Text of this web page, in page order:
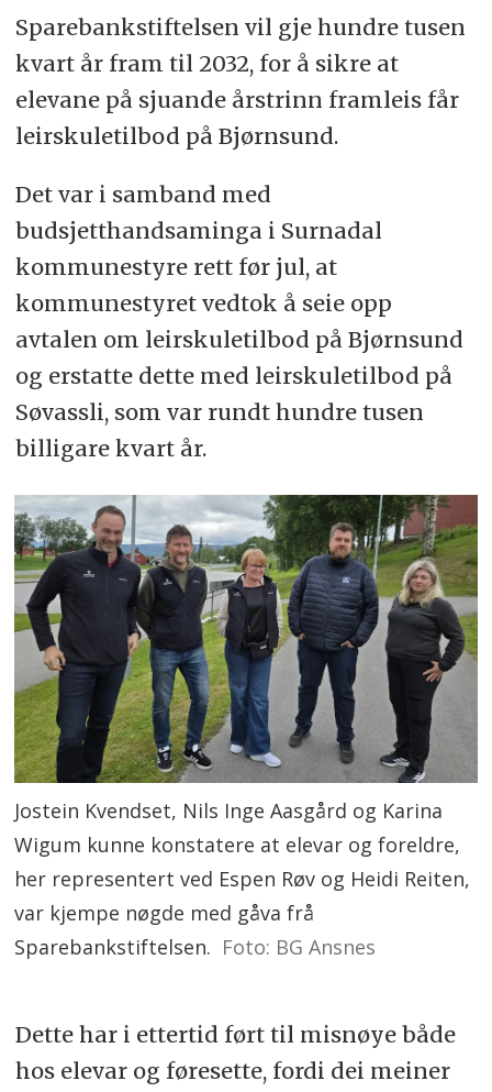
Sparebankstiftelsen vil gje hundre tusen
kvart år fram til 2032, for å sikre at
elevane på sjuande årstrinn framleis får
leirskuletilbod på Bjørnsund.
Det var i samband med
budsjetthandsaminga i Surnadal
kommunestyre rett før jul, at
kommunestyret vedtok å seie opp
avtalen om leirskuletilbod på Bjørnsund
og erstatte dette med leirskuletilbod på
Søvassli, som var rundt hundre tusen
billigare kvart år.
Jostein Kvendset, Nils Inge Aasgård og Karina
Wigum kunne konstatere at elevar og foreldre,
her representert ved Espen Røv og Heidi Reiten,
var kjempe nøgde med gåva frå
Sparebankstiftelsen. Foto: BG Ansnes
Dette har i ettertid ført til misnøye både
hos elevar og føresette, fordi dei meiner